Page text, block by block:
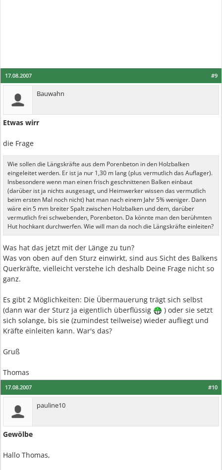
#9
17.08.2007
Bauwahn
Etwas wirr
die Frage
Wie sollen die Längskräfte aus dem Porenbeton in den Holzbalken
eingeleitet werden. Er ist ja nur 1,30 m lang (plus vermutlich das Auflager).
Insbesondere wenn man einen frisch geschnittenen Balken einbaut
(darüber ist ja nichts ausgesagt, und Heimwerker wissen das vermutlich
beim ersten Mal noch nicht) hat man nach einem Jahr 5% weniger. Dann
wäre ein 5 mm breiter Spalt zwischen Holzbalken und dem, darüber
vermutlich frei schwebenden, Porenbeton. Da könnte man den berühmten
Hut hochkant durchwerfen. Wie will man da noch die Längskräfte einleiten?
Was hat das jetzt mit der Länge zu tun?
Was von oben auf den Sturz einwirkt, sind aus Sicht des Balkens
Querkräfte, vielleicht verstehe ich deshalb Deine Frage nicht so
ganz.
Es gibt 2 Möglichkeiten: Die Übermauerung trägt sich selbst
(dann war der Sturz ja eigentlich überflüssig
) oder sie setzt
sich solange, bis sie (zumindest teilweise) wieder aufliegt und
Kräfte einleiten kann. War's das?
Gruß
Thomas
#10
17.08.2007
pauline10
Gewölbe
Hallo Thomas,